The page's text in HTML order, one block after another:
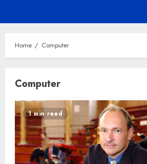
Home Computer
Computer
1 min read